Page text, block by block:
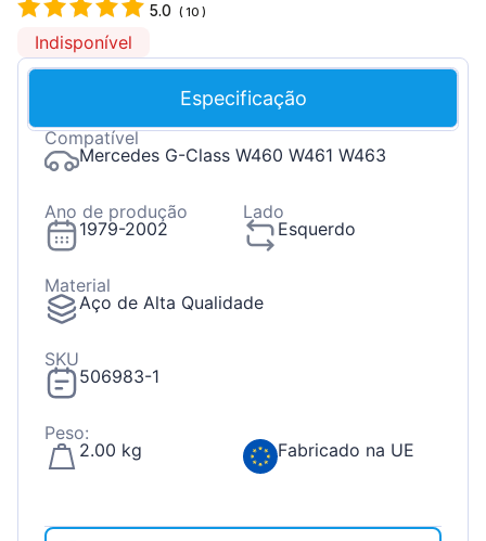
5.0 (10 )
Indisponível
Especificação
Compatível
Mercedes G-Class W460 W461 W463
Ano de produção
1979-2002
Lado
Esquerdo
Material
Aço de Alta Qualidade
SKU
506983-1
Peso:
2.00 kg
Fabricado na UE